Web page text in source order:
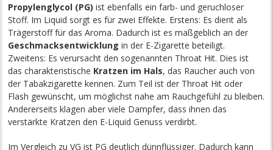
Propylenglycol (PG) ist ebenfalls ein farb- und geruchloser
Stoff. Im Liquid sorgt es für zwei Effekte. Erstens: Es dient als
Trägerstoff für das Aroma. Dadurch ist es maßgeblich an der
Geschmacksentwicklung in der E-Zigarette beteiligt.
Zweitens: Es verursacht den sogenannten Throat Hit. Dies ist
das charakteristische Kratzen im Hals, das Raucher auch von
der Tabakzigarette kennen. Zum Teil ist der Throat Hit oder
Flash gewünscht, um möglichst nahe am Rauchgefühl zu bleiben.
Andererseits klagen aber viele Dampfer, dass ihnen das
verstärkte Kratzen den E-Liquid Genuss verdirbt.
Im Vergleich zu VG ist PG deutlich dünnflüssiger. Dadurch kann